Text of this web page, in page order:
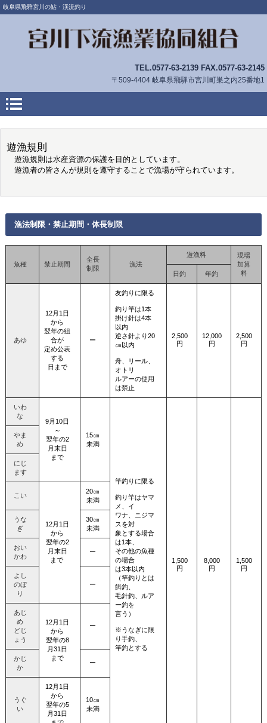
岐阜県飛騨宮川の鮎・渓流釣り
TEL.0577‐63‐2139 FAX.0577-63-2145
〒509-4404 岐阜県飛騨市宮川町巣之内25番地1
遊漁規則
遊漁規則は水産資源の保護を目的としています。
遊漁者の皆さんが規則を遵守することで漁場が守られています。
漁法制限・禁止期間・体長制限
魚種 禁止期間
全長
制限
漁法
遊漁料
現場
加算
料
日釣 年釣
あゆ
12月1日
から
翌年の組
合が
定め公表
する
日まで
ー
友釣りに限る
釣り竿は1本
掛け針は4本
以内
逆さ針より20
㎝以内
舟、リール、
オトリ
ルアーの使用
は禁止
2,500
円
12,000
円
2,500
円
いわ
な
9月10日
～
翌年の2
月末日
まで
15㎝
未満
竿釣りに限る
釣り竿はヤマ
メ、イ
ワナ、ニジマ
スを対
象とする場合
は1本、
その他の魚種
の場合
は3本以内
（竿釣りとは
餌釣、
毛針釣、ルア
ー釣を
言う）
※うなぎに限
り手釣、
竿釣とする
1,500
円
8,000
円
1,500
円
やま
め
にじ
ます
こい
12月1日
から
翌年の2
月末日
まで
20㎝
未満
うな
ぎ
30㎝
未満
おい
かわ
ー
よし
のぼ
り
ー
あじ
め
どじ
ょう
12月1日
から
翌年の8
月31日
まで
ー
かじ
か
ー
うぐ
い
12月1日
から
翌年の5
月31日
10㎝
未満